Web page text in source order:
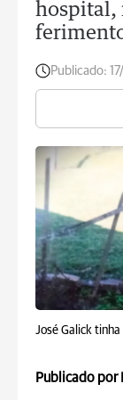
hospital,
Publicado:
José Galick tinha
Publicado por